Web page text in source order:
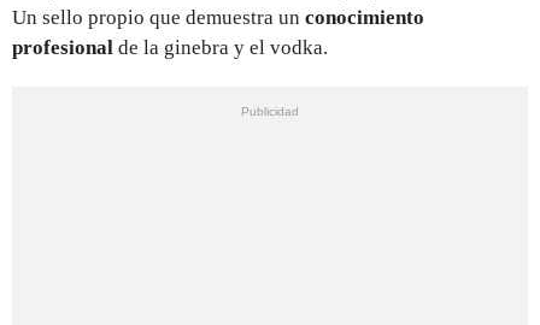
Un sello propio que demuestra un conocimiento
profesional de la ginebra y el vodka.